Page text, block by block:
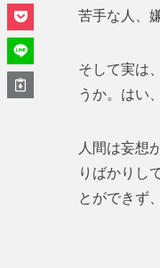
苦手な人、
そして実は
うか。はい
人間は妄想
りばかりし
とができず